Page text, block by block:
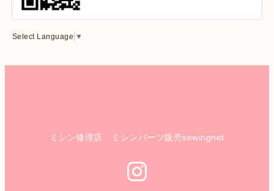
Select Language ▼
ミシン修理店 ミシンパーツ販売sewingnet